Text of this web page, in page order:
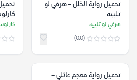
تحميل رواية الخلل – هرفي لو
تلييه
هرفي لو تلييه
(0.0)
تحميل رواية معجم عائلي –